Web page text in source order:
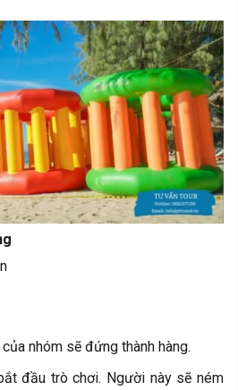
nhóm sẽ đứng thành hàng.
đầu trò chơi. Người này sẽ ném